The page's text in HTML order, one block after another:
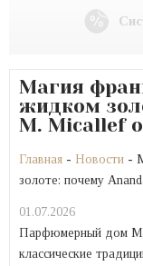
Магия
жидком
M. Micallef
Главная - Новости -
золоте: почему
01.07.2026
Парфюмерный дом M.
классические